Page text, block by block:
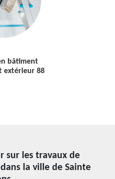
bâtiment
extérieur 88
sur les travaux de
la ville de Sainte